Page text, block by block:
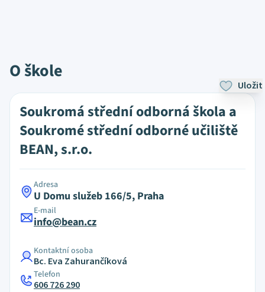
O škole
Uložit
Soukromá střední odborná škola a
Soukromé střední odborné učiliště
BEAN, s.r.o.
Adresa
U Domu služeb 166/5, Praha
E-mail
info@bean.cz
Kontaktní osoba
Bc. Eva Zahurančíková
Telefon
606 726 290